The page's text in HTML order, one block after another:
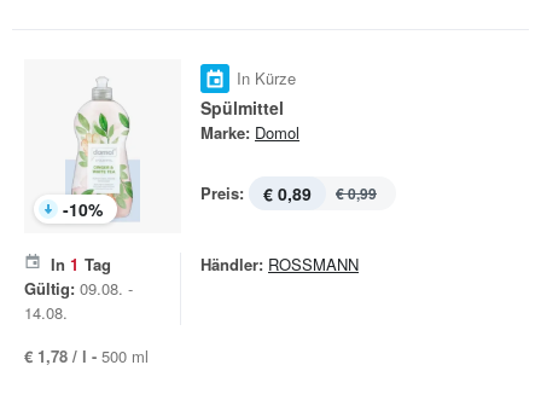
-10%
In Kürze
Spülmittel
Marke: Domol
Preis: € 0,89 € 0,99
In 1 Tag
Gültig: 09.08. -
14.08.
Händler: ROSSMANN
€ 1,78 / l - 500 ml